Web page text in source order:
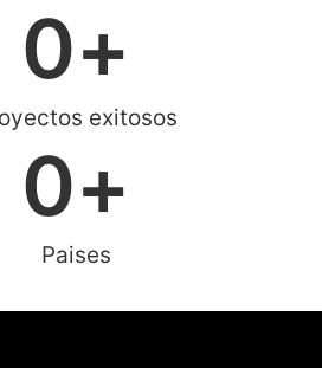
exitosos
0+
Paises
0+